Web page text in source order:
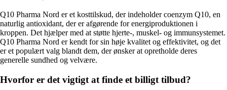
Q10 Pharma Nord er et kosttilskud, der indeholder coenzym Q10, en
naturlig antioxidant, der er afgørende for energiproduktionen i
kroppen. Det hjælper med at støtte hjerte-, muskel- og immunsystemet.
Q10 Pharma Nord er kendt for sin høje kvalitet og effektivitet, og det
er et populært valg blandt dem, der ønsker at opretholde deres
generelle sundhed og velvære.
Hvorfor er det vigtigt at finde et billigt tilbud?